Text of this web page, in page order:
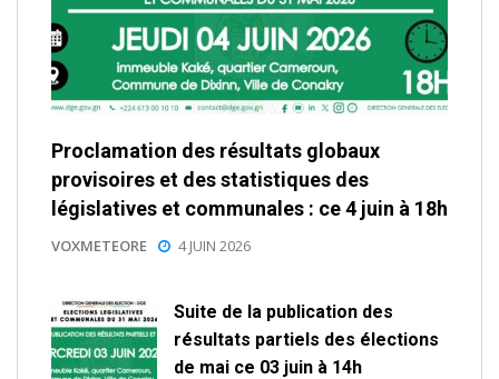
Proclamation des résultats globaux
provisoires et des statistiques des
législatives et communales : ce 4 juin à 18h
VOXMETEORE 4 JUIN 2026
Suite de la publication des
résultats partiels des élections
de mai ce 03 juin à 14h